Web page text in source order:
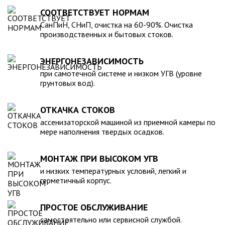
для машины. При подборе септика нужно рассчитать объем
стоков в зависимости от количества пользователей и
возможности залпового слива.
устойчивость к воздействию любых агрессивных веществ.
2. Возможность использования при больших перепадах
температуры, в том числе при очень низких в зимний
период. 3. Долговечность – срок эксплуатации исчисляется
устанавливается на подготовленном месте в течение
нескольких часов. 5. Простота обслуживания.В
ассортименте продукции, реализуемой нашей компанией –
пластиковые и стеклопластиковые изделия, изготовленные
в полном соответствии с Государственными стандартами,
санитарно-гигиеническими и другими нормативами.
СООТВЕТСТВУЕТ НОРМАМ
СанПиН, СНиП, очистка на 60-90%. Очистка
производственных и бытовых стоков.
ЭНЕРГОНЕЗАВИСИМОСТЬ
при самотечной системе и низком УГВ (уровне
грунтовых вод).
ОТКАЧКА СТОКОВ
ассенизаторской машиной из приемной камеры по
мере наполнения твердых осадков.
МОНТАЖ ПРИ ВЫСОКОМ УГВ
и низких температурных условий, легкий и
герметичный корпус.
ПРОСТОЕ ОБСЛУЖИВАНИЕ
самостоятельно или сервисной службой.